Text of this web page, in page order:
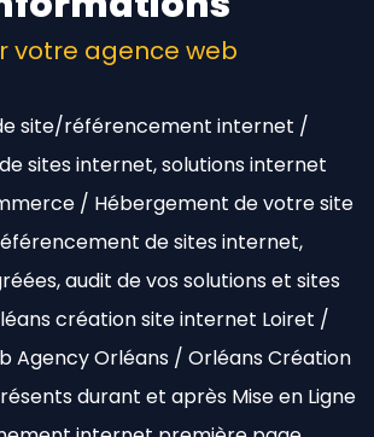
votre agence web
site/référencement internet /
sites internet, solutions internet
/ Hébergement de votre site
de sites internet,
audit de vos solutions et sites
création site internet Loiret /
Agency Orléans / Orléans Création
durant et après Mise en Ligne